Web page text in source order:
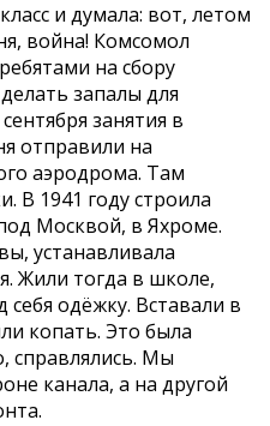
и думала: вот, летом
война! Комсомол
на сбору
запалы для
занятия в
отправили на
аэродрома. Там
В 1941 году строила
Москвой, в Яхроме.
устанавливала
Жили тогда в школе,
себя одёжку. Вставали в
копать. Это была
справлялись. Мы
канала, а на другой